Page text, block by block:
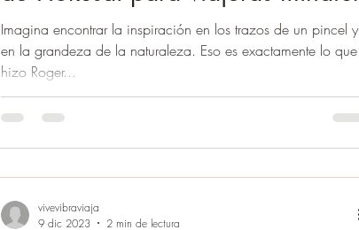
Imagina encontrar la inspiración en los trazos de un pincel y
en la grandeza de la naturaleza. Eso es exactamente lo que
hizo Roger...
vivevibraviaja
9 dic 2023
2 min de lectura